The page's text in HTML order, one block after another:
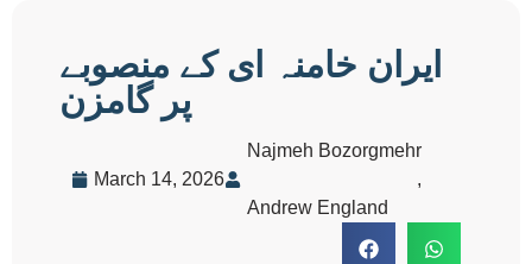
ایران خامنہ ای کے منصوبے
پر گامزن
March 14, 2026
Najmeh Bozorgmehr
,
Andrew England